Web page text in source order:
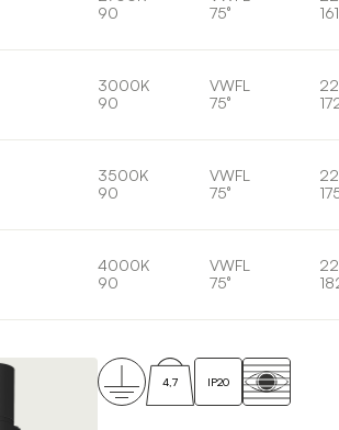
90
75°
3000K
90
VWFL
75°
3500K
90
VWFL
75°
4000K
90
VWFL
75°
4,7 IP20